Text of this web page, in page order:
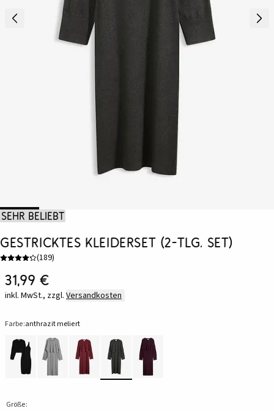
Sehr beliebt
Gestricktes Kleiderset (2-tlg. Set)
(189)
31,99 €
inkl. MwSt., zzgl. Versandkosten
Farbe:anthrazit meliert
Größe: